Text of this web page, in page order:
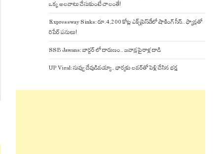
ఒక్క అలవాటు చేసుకుంటే చాలంతే!
Expressway Sinks: రూ.4,200 కోట్ల ఎక్స్‌ప్రెస్‌వేలో షాకింగ్ సీన్.. ఫ్యాన్లతో
రిపేర్ పనులు!
SSB Jawans: బార్డర్ లో దారుణం.. జవాన్లపై రాళ్ల దాడి
UP Viral: నువ్వు దేవుడివయ్యా.. భార్యకు లవర్‌తో పెళ్లి చేసిన భర్త